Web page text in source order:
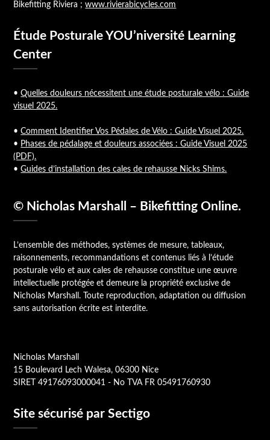
Bikefitting Riviera ;www.rivierabicycles.com
Étude Posturale YOU’niversité Learning
Center
•Quelles douleurs nécessitent une étude posturale vélo : Guide
visuel 2025.
•Comment Identifier Vos Pédales de Vélo : Guide Visuel 2025.
• Phases de pédalage et douleurs associées : Guide Visuel 2025
(PDF).
•Guides d’installation des cales de rehausse Nicks Shims.
© Nicholas Marshall – Bikefitting Online.
L’ensemble des méthodes, systèmes de mesure, tableaux,
raisonnements, recommandations et contenus liés à l’étude
posturale vélo et aux cales de rehausse constitue une œuvre
intellectuelle protégée et demeure la propriété exclusive de
Nicholas Marshall. Toute reproduction, adaptation ou diffusion
sans autorisation écrite est interdite.
Nicholas Marshall
15 Boulevard Lech Walesa, 06300 Nice
SIRET 49176093000041 - No TVA FR 05491760930
Site sécurisé par Sectigo